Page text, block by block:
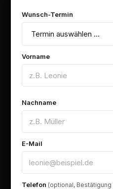
Wunsch-Termin
Vorname
Nachname
E-Mail
Telefon (optional,